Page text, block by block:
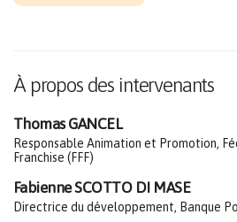
À propos des intervenants
Thomas GANCEL
Responsable Animation et Promotion,
Franchise (FFF)
Fabienne SCOTTO DI MASE
Directrice du développement, Banque